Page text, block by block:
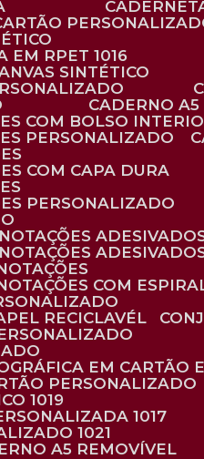
EM RPET 1016
SINTÉTICO
CADERNO
COM BOLSO
PERSONALIZADO
COM CAPA DURA
PERSONALIZADO
COM
RECICLAVÉL
EM CARTÃO
PERSONALIZADO
1019
1017
1021
A5 REMOVÍVEL